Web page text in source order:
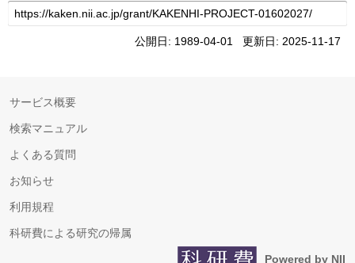
公開日: 1989-04-01 更新日: 2025-11-17
サービス概要
検索マニュアル
よくある質問
お知らせ
利用規程
科研費による研究の帰属
Powered by NII